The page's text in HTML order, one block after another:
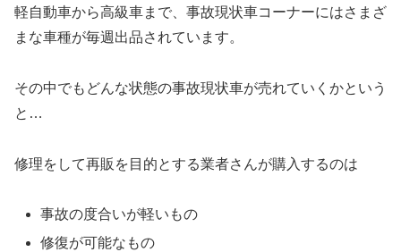
軽自動車から高級車まで、事故現状車コーナーにはさまざ
まな車種が毎週出品されています。
その中でもどんな状態の事故現状車が売れていくかという
と…
修理をして再販を目的とする業者さんが購入するのは
事故の度合いが軽いもの
修復が可能なもの